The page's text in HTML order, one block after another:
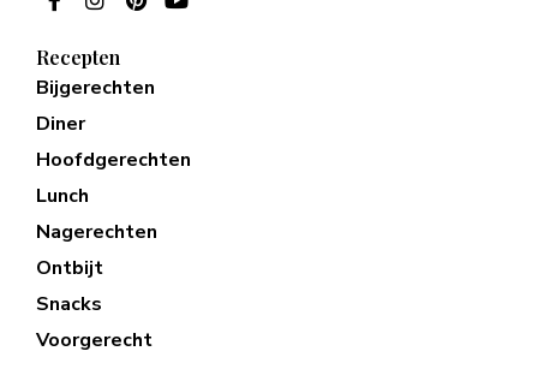
Recepten
Bijgerechten
Diner
Hoofdgerechten
Lunch
Nagerechten
Ontbijt
Snacks
Voorgerecht